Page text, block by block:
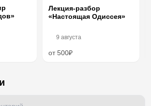
Лекция-разбор
«Настоящая Одиссея»
9 августа
от 500₽